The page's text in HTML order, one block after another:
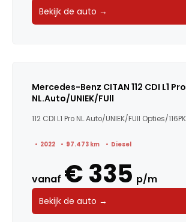
Bekijk de auto →
Mercedes-Benz CITAN 112 CDI L1 Pro
NL.Auto/UNIEK/FUll
2022 97.473 km Diesel
vanaf € 335 p/m
Bekijk de auto →